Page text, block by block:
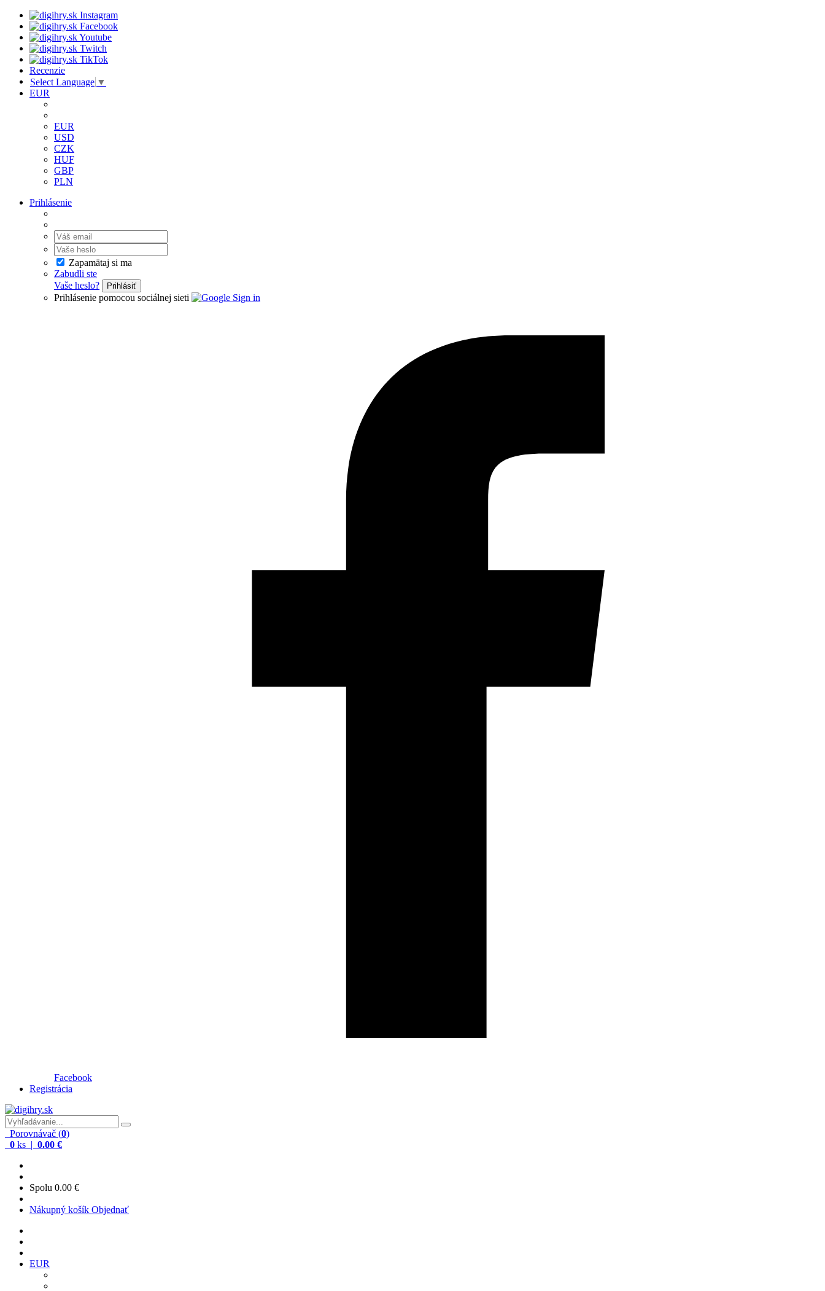
Recenzie
Select Language ▼
EUR
EUR
USD
CZK
HUF
GBP
PLN
Prihlásenie
Zapamätaj si ma
Zabudli ste
Vaše heslo?
Prihlásiť
Prihlásenie pomocou sociálnej sieti
Facebook
Registrácia
Porovnávač (0)
0 ks | 0.00 €
Spolu 0.00 €
Nákupný košík Objednať
EUR